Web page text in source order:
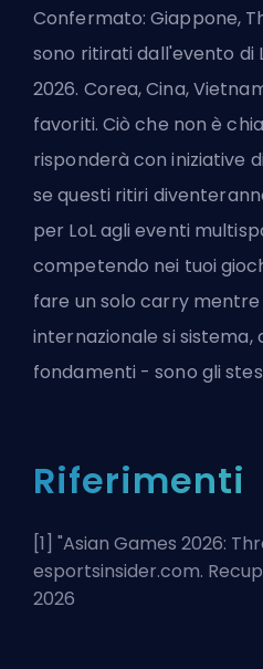
Confermato: Giappone,
sono ritirati dall'evento di
2026. Corea, Cina,
favoriti. Ciò che non è
risponderà con iniziative
se questi ritiri
per LoL agli eventi
competendo nei tuoi
fare un solo carrymentre
internazionale si sistema,
fondamenti - sono gli
Riferimenti
[1] "Asian Games 2026:
esportsinsider.com.
2026